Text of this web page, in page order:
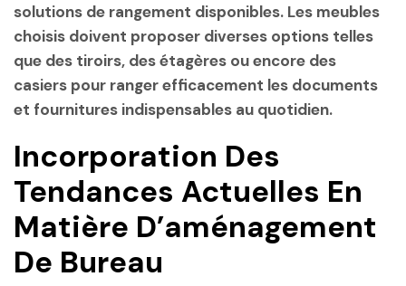
solutions de rangement disponibles. Les meubles
choisis doivent proposer diverses options telles
que des tiroirs, des étagères ou encore des
casiers pour ranger efficacement les documents
et fournitures indispensables au quotidien.
Incorporation Des
Tendances Actuelles En
Matière D’aménagement
De Bureau